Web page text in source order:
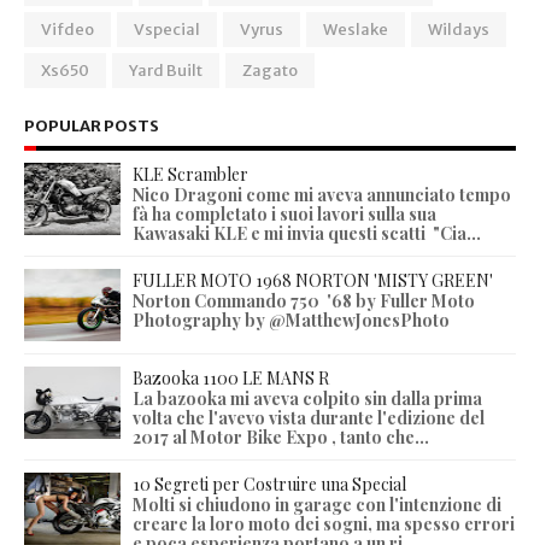
Vifdeo
Vspecial Vyrus Weslake
Wildays
Xs650
Yard Built Zagato
POPULAR POSTS
KLE Scrambler
Nico Dragoni come mi aveva annunciato tempo
fà ha completato i suoi lavori sulla sua
Kawasaki KLE e mi invia questi scatti "Cia...
FULLER MOTO 1968 NORTON 'MISTY GREEN'
Norton Commando 750 '68 by Fuller Moto
Photography by @MatthewJonesPhoto
Bazooka 1100 LE MANS R
La bazooka mi aveva colpito sin dalla prima
volta che l'avevo vista durante l'edizione del
2017 al Motor Bike Expo , tanto che...
10 Segreti per Costruire una Special
Molti si chiudono in garage con l'intenzione di
creare la loro moto dei sogni, ma spesso errori